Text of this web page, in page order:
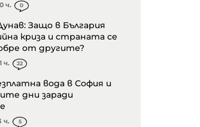
ч. 0
Защо в България
криза и страната се
от другите?
ч. 22
вода в София и
дни заради
ч. 5